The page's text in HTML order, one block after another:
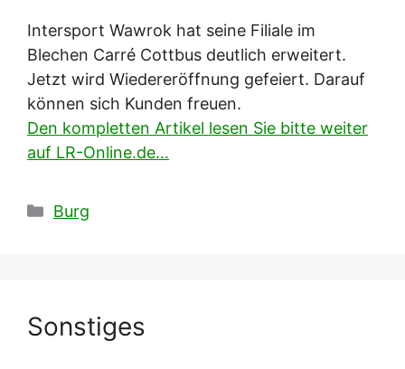
Intersport Wawrok hat seine Filiale im
Blechen Carré Cottbus deutlich erweitert.
Jetzt wird Wiedereröffnung gefeiert. Darauf
können sich Kunden freuen.
Den kompletten Artikel lesen Sie bitte weiter
auf LR-Online.de…
Kategorien
Burg
Sonstiges